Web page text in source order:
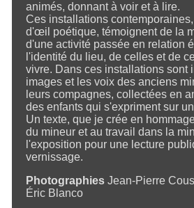
animés, donnant à voir et à lire.
Ces installations
d'œil poétique, témoignent de la
d'une activité passée en relation
l'identité du lieu, de celles et de
vivre. Dans ces installations sont
images et les voix des anciens
leurs compagnes, collectées en
des enfants qui s'expriment sur
Un texte, que je crée en
du mineur et au travail dans la
l'exposition pour une lecture
vernissage.
Photographies Jean-Pierre
Éric Blanco